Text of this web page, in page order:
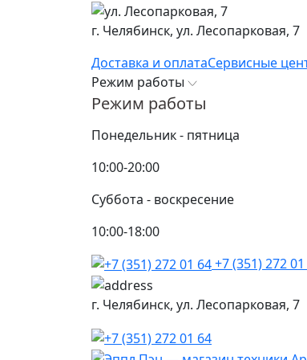
г. Челябинск, ул. Лесопарковая, 7
Доставка и оплатаСервисные
Режим работы
Режим работы
Понедельник - пятница
10:00-20:00
Суббота - воскресение
10:00-18:00
+7 (351) 272
г. Челябинск, ул. Лесопарковая, 7